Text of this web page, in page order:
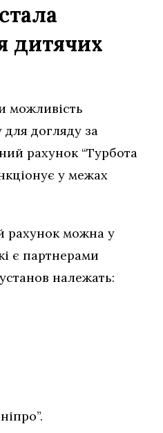
дитячих
можливість
догляду за
рахунок “Турбота
у межах
рахунок можна у
є партнерами
належать: